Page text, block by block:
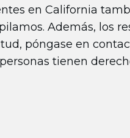
en California
Además, los
póngase en
tienen